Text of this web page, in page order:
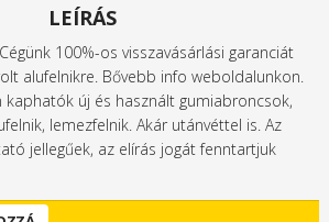
LEÍRÁS
100%-os visszavásárlási garanciát
alufelnikre. Bővebb info weboldalunkon.
kaphatók új és használt gumiabroncsok,
lemezfelnik. Akár utánvéttel is. Az
jellegűek, az elírás jogát fenntartjuk